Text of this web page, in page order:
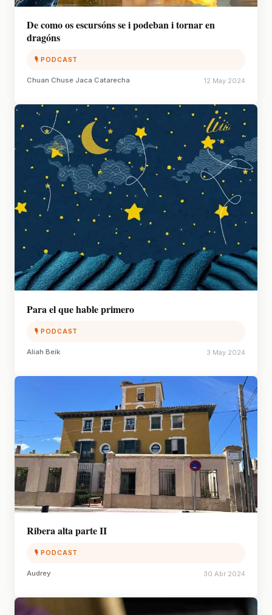
De como os escursóns se i podeban i tornar en
dragóns
🎙 PODCAST
Chuan Chuse Jaca Catarecha 12 May 2024
Para el que hable primero
🎙 PODCAST
Aliah Beik 3 May 2024
Ribera alta parte II
🎙 PODCAST
Audrey 30 Abr 2024